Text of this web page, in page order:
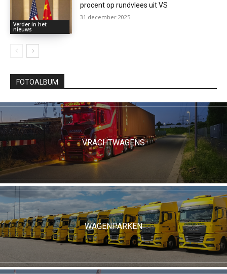
Verder in het
nieuws
procent op rundvlees uit VS
31 december 2025
FOTOALBUM
VRACHTWAGENS
WAGENPARKEN